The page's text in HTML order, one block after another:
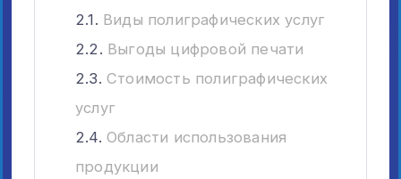
Виды полиграфических услуг
Выгоды цифровой печати
Стоимость полиграфических
услуг
Области использования
продукции